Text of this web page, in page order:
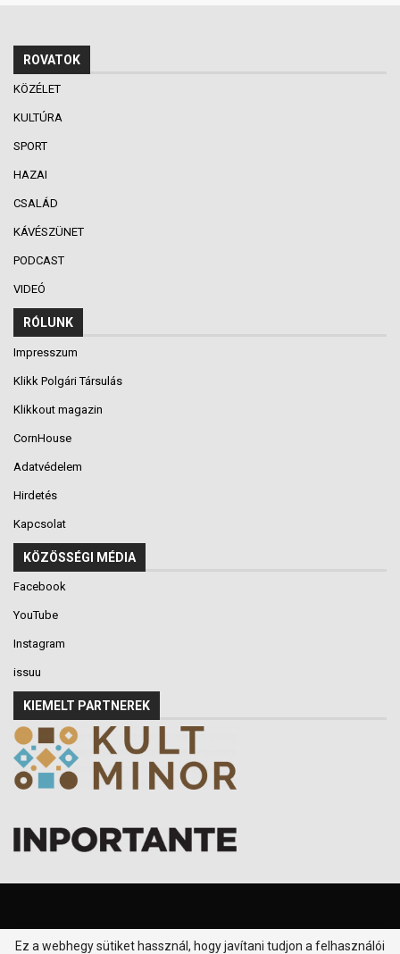
ROVATOK
KÖZÉLET
KULTÚRA
SPORT
HAZAI
CSALÁD
KÁVÉSZÜNET
PODCAST
VIDEÓ
RÓLUNK
Impresszum
Klikk Polgári Társulás
Klikkout magazin
CornHouse
Adatvédelem
Hirdetés
Kapcsolat
KÖZÖSSÉGI MÉDIA
Facebook
YouTube
Instagram
issuu
KIEMELT PARTNEREK
© 2016-2026 - Klikk P.T. - Minden jog fenntartva.
Ez a webhegy sütiket hassznál, hogy javítani tudjon a felhasználói